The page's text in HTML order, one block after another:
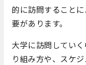
的に訪問すること
要があります。
大学に訪問してい
り組み方や、スケ